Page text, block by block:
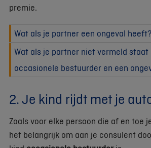
premie.
Wat als je partner een ongeval heeft?
Wat als je partner niet vermeld staat
occasionele bestuurder en een
2. Je kind rijdt met je
Zoals voor elke persoon die af en toe
het belangrijk om aan je consulent